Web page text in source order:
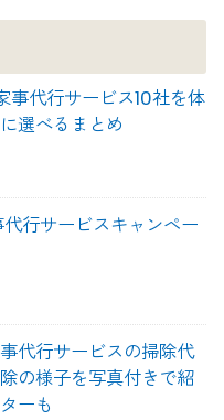
事代行サービス10社を体
選べるまとめ
行サービスキャンペー
代行サービスの掃除代
の様子を写真付きで紹
ーも